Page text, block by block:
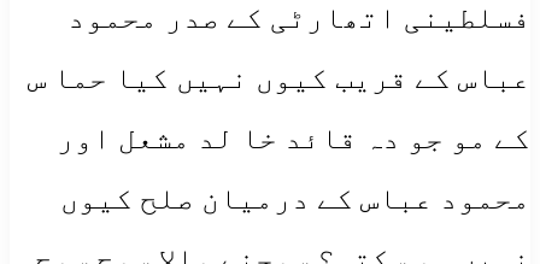
فسلطینی اتھارٹی کے صدر محمود
عباس کے قریب کیوں نہیں کیا حما س
کے مو جو دہ قائد خا لد مشعل اور
محمود عباس کے درمیان صلح کیوں